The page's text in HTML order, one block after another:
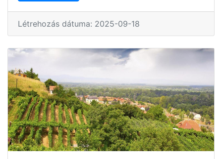
Létrehozás dátuma: 2025-09-18